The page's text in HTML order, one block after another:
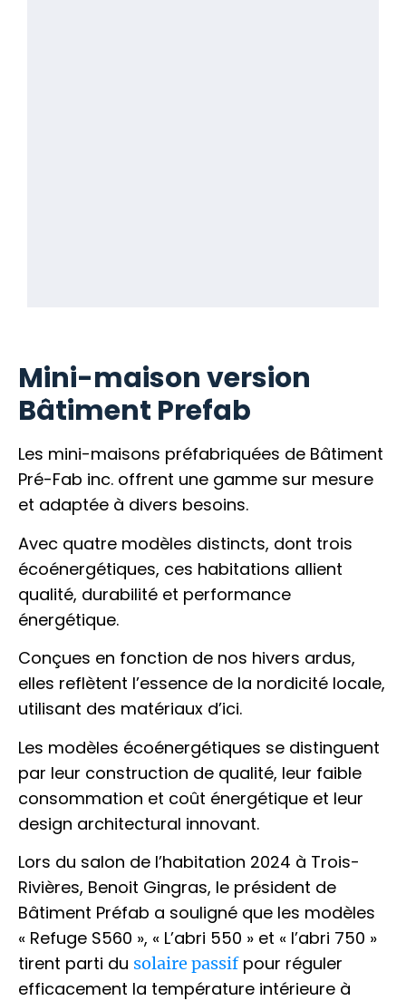
Mini-maison version
Bâtiment Prefab
Les mini-maisons préfabriquées de Bâtiment
Pré-Fab inc. offrent une gamme sur mesure
et adaptée à divers besoins.
Avec quatre modèles distincts, dont trois
écoénergétiques, ces habitations allient
qualité, durabilité et performance
énergétique.
Conçues en fonction de nos hivers ardus,
elles reflètent l’essence de la nordicité locale,
utilisant des matériaux d’ici.
Les modèles écoénergétiques se distinguent
par leur construction de qualité, leur faible
consommation et coût énergétique et leur
design architectural innovant.
Lors du salon de l’habitation 2024 à Trois-
Rivières, Benoit Gingras, le président de
Bâtiment Préfab a souligné que les modèles
« Refuge S560 », « L’abri 550 » et « l’abri 750 »
tirent parti du solaire passifpour réguler
efficacement la température intérieure à